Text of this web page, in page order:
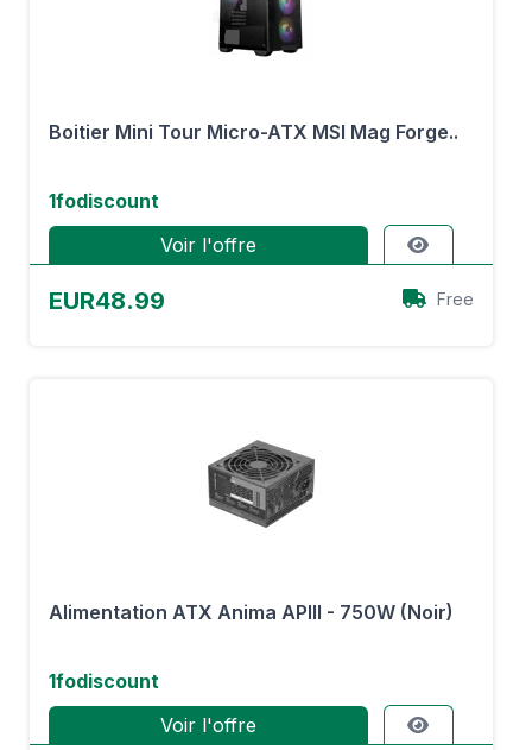
Boitier Mini Tour Micro-ATX MSI Mag Forge..
1fodiscount
Voir l'offre
EUR48.99 Free
Alimentation ATX Anima APIII - 750W (Noir)
1fodiscount
Voir l'offre